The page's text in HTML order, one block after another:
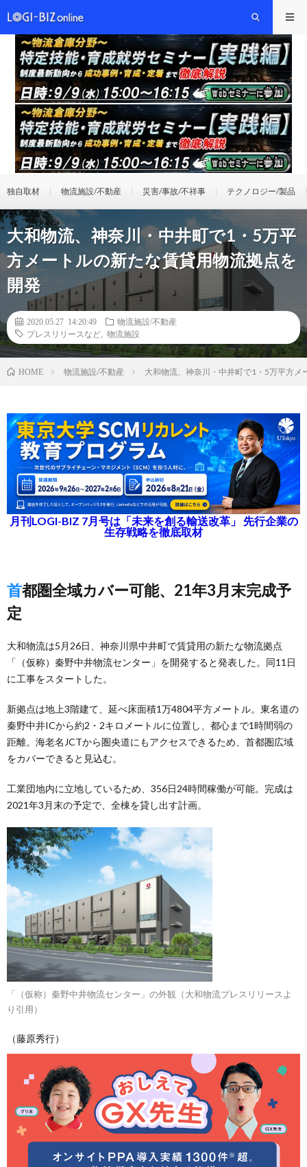
独自取材 物流施設/不動産 災害/事故/不祥事 テクノロジー/製品
大和物流、神奈川・中井町で1・5万平
方メートルの新たな賃貸用物流拠点を
開発
2020.05.27 14:20:49
物流施設/不動産
プレスリリースなど
物流施設
HOME 物流施設/不動産 大和物流、神奈川・中井町で1・5万平方
月刊LOGI-BIZ 7月号は「未来を創る輸送改革」 先行企業の
生存戦略を徹底取材
首都圏全域カバー可能、21年3月末完成予
定
大和物流は5月26日、神奈川県中井町で賃貸用の新たな物流拠点
「（仮称）秦野中井物流センター」を開発すると発表した。同11日
に工事をスタートした。
新拠点は地上3階建て、延べ床面積1万4804平方メートル。東名道の
秦野中井ICから約2・2キロメートルに位置し、都心まで1時間弱の
距離。海老名JCTから圏央道にもアクセスできるため、首都圏広域
をカバーできると見込む。
工業団地内に立地しているため、356日24時間稼働が可能。完成は
2021年3月末の予定で、全棟を貸し出す計画。
「（仮称）秦野中井物流センター」の外観（大和物流プレスリリースよ
り引用）
（藤原秀行）